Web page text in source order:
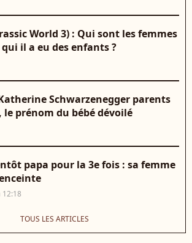
World 3) : Qui sont les femmes
qui il a eu des enfants ?
Schwarzenegger parents
le prénom du bébé dévoilé
papa pour la 3e fois : sa femme
12:18
TOUS LES ARTICLES